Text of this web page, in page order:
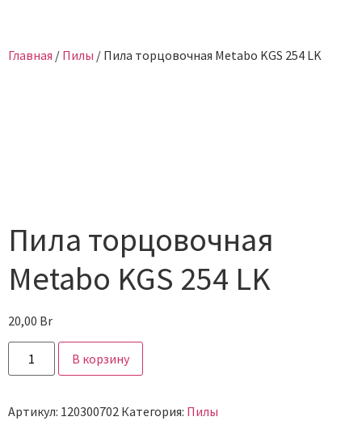
Главная / Пилы / Пила торцовочная Metabo KGS 254 LK
Пила торцовочная
Metabo KGS 254 LK
20,00 Br
В корзину
Артикул: 120300702 Категория: Пилы